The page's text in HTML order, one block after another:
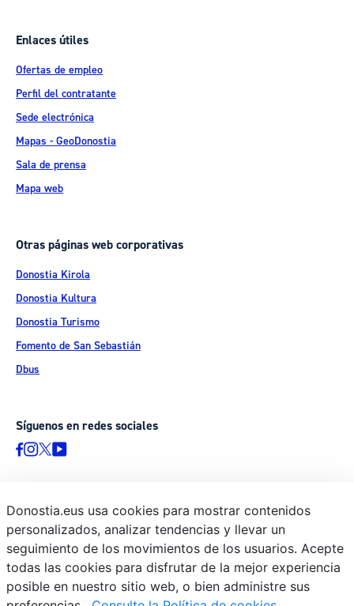
Enlaces útiles
Ofertas de empleo
Perfil del contratante
Sede electrónica
Mapas - GeoDonostia
Sala de prensa
Mapa web
Otras páginas web corporativas
Donostia Kirola
Donostia Kultura
Donostia Turismo
Fomento de San Sebastián
Dbus
Síguenos en redes sociales
© Donostiako Udala - Ayuntamiento de Donostia / San Sebastián
Ijentea 1, 20003 Donostia / San Sebastián
Aviso legal
Política de privacidad
Donostia.eus usa cookies para mostrar contenidos
personalizados, analizar tendencias y llevar un
seguimiento de los movimientos de los usuarios. Acepte
todas las cookies para disfrutar de la mejor experiencia
posible en nuestro sitio web, o bien administre sus